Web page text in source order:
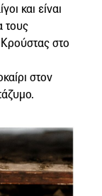
και είναι
τους
στο
στον